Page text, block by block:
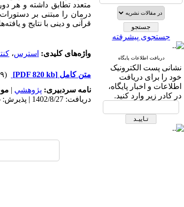
جستجوی پیشرفته
دریافت اطلاعات پایگاه
نشانی پست الکترونیک
خود را برای دریافت
اطلاعات و اخبار پایگاه،
در کادر زیر وارد کنید.
متعدد تطابق داشته و هر
درمان را مبتنی بر
قرآنی و دینی با نتایج و
واژه‌های کلیدی: استرس،
متن کامل [PDF 820 kb]
(۱۱۰۹ دریافت)
نامه سردبیری: پژوهشي |
دریافت: 1402/8/27 | پذیرش: 1402/11/25